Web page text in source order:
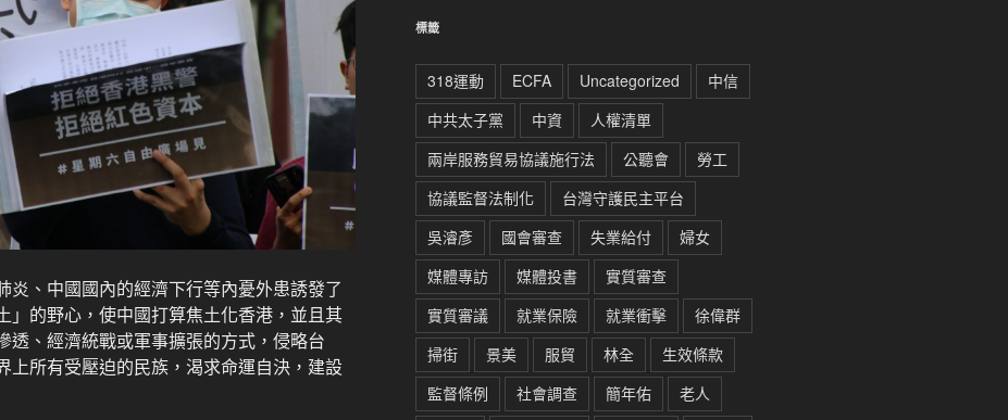
炎、中國國內的經濟下行等內憂外患誘發了
」的野心，使中國打算焦土化香港，並且其
透、經濟統戰或軍事擴張的方式，侵略台
上所有受壓迫的民族，渴求命運自決，建設
標籤
318運動 ECFA Uncategorized
中信
中共太子黨
中資
人權清單
兩岸服務貿易協議施行法
公聽會
勞工
協議監督法制化
台灣守護民主平台
吳濬彥
國會審查 失業給付
婦女
媒體專訪
媒體投書
實質審查
實質審議
就業保險 就業衝擊
徐偉群
掃街
景美 服貿 林全
生效條款
監督條例
社會調查 簡年佑
老人